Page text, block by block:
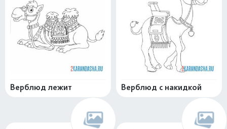
Верблюд лежит Верблюд с накидкой